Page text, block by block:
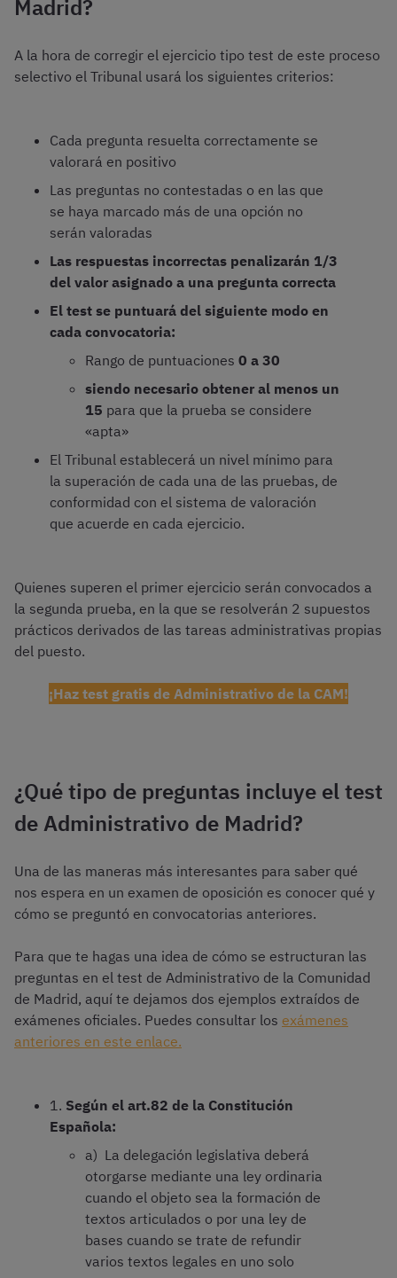
Madrid?
A la hora de corregir el ejercicio tipo test de este proceso
selectivo el Tribunal usará los siguientes criterios:
Cada pregunta resuelta correctamente se
valorará en positivo
Las preguntas no contestadas o en las que
se haya marcado más de una opción no
serán valoradas
Las respuestas incorrectas penalizarán 1/3
del valor asignado a una pregunta correcta
El test se puntuará del siguiente modo en
cada convocatoria:
Rango de puntuaciones 0 a 30
siendo necesario obtener al menos un
15 para que la prueba se considere
«apta»
El Tribunal establecerá un nivel mínimo para
la superación de cada una de las pruebas, de
conformidad con el sistema de valoración
que acuerde en cada ejercicio.
Quienes superen el primer ejercicio serán convocados a
la segunda prueba, en la que se resolverán 2 supuestos
prácticos derivados de las tareas administrativas propias
del puesto.
¡Haz test gratis de Administrativo de la CAM!
¿Qué tipo de preguntas incluye el test
de Administrativo de Madrid?
Una de las maneras más interesantes para saber qué
nos espera en un examen de oposición es conocer qué y
cómo se preguntó en convocatorias anteriores.
Para que te hagas una idea de cómo se estructuran las
preguntas en el test de Administrativo de la Comunidad
de Madrid, aquí te dejamos dos ejemplos extraídos de
exámenes oficiales. Puedes consultar los exámenes
anteriores en este enlace.
1. Según el art.82 de la Constitución
Española:
a) La delegación legislativa deberá
otorgarse mediante una ley ordinaria
cuando el objeto sea la formación de
textos articulados o por una ley de
bases cuando se trate de refundir
varios textos legales en uno solo